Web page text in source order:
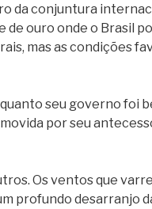
da conjuntura
de ouro onde o Brasil
mas as condições
seu governo foi
por seu
Os ventos que
profundo desarranjo